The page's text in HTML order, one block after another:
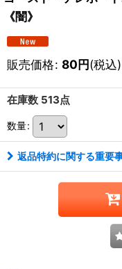
《闇》
販売価格: 80円(税込)
在庫数 513点
数量:
返品特約に関する重要